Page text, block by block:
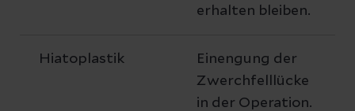
erhalten bleiben.
Hiatoplastik
Einengung der
Zwerchfelllücke
in der Operation.